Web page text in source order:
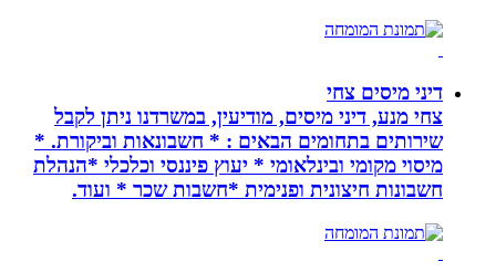
דיני מיסים צחי
צחי מנע, דיני מיסים, מודיעין, במשרדנו ניתן לקבל
שירותים בתחומים הבאים : * חשבונאות וביקורת. *
מיסוי מקומי ובינלאומי * יעוץ פיננסי וכלכלי *הנהלת
חשבונות חיצונית ופנימית *חשבות שכר * ועוד.